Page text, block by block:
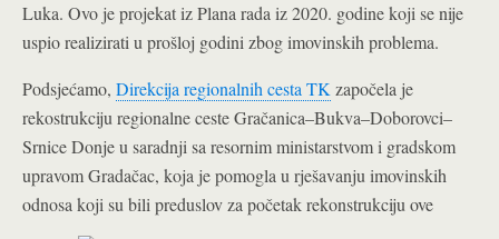
Luka. Ovo je projekat iz Plana rada iz 2020. godine koji se nije
uspio realizirati u prošloj godini zbog imovinskih problema.
Podsjećamo, Direkcija regionalnih cesta TK započela je
rekostrukciju regionalne ceste Gračanica–Bukva–Doborovci–
Srnice Donje u saradnji sa resornim ministarstvom i gradskom
upravom Gradačac, koja je pomogla u rješavanju imovinskih
odnosa koji su bili preduslov za početak rekonstrukciju ove